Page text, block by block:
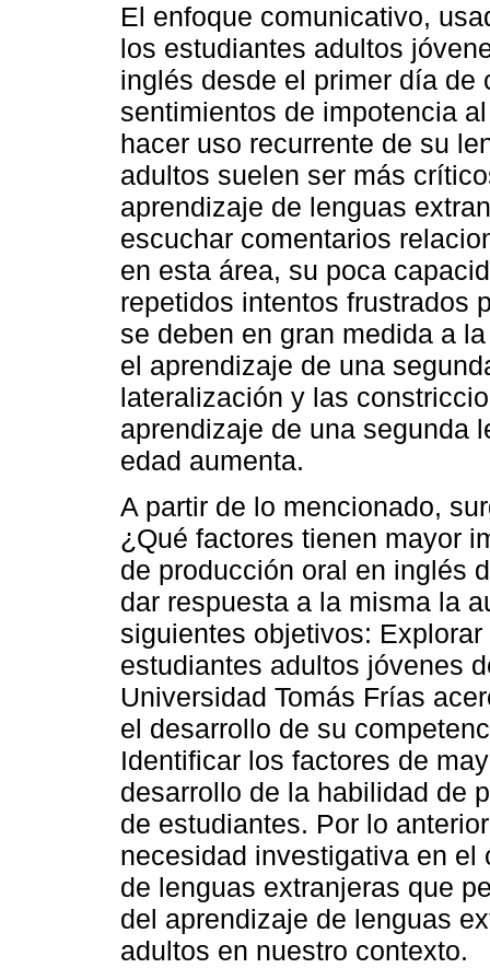
El enfoque comunicativo,
los estudiantes adultos
inglés desde el primer día
sentimientos de impotencia
hacer uso recurrente de su
adultos suelen ser más
aprendizaje de lenguas
escuchar comentarios
en esta área, su poca
repetidos intentos frustrados
se deben en gran medida a
el aprendizaje de una
lateralización y las
aprendizaje de una segunda
edad aumenta.
A partir de lo mencionado,
¿Qué factores tienen mayor
de producción oral en inglés
dar respuesta a la misma la
siguientes objetivos:
estudiantes adultos jóvenes
Universidad Tomás Frías
el desarrollo de su
Identificar los factores de
desarrollo de la habilidad de
de estudiantes. Por lo
necesidad investigativa en el
de lenguas extranjeras que
del aprendizaje de lenguas
adultos en nuestro contexto.